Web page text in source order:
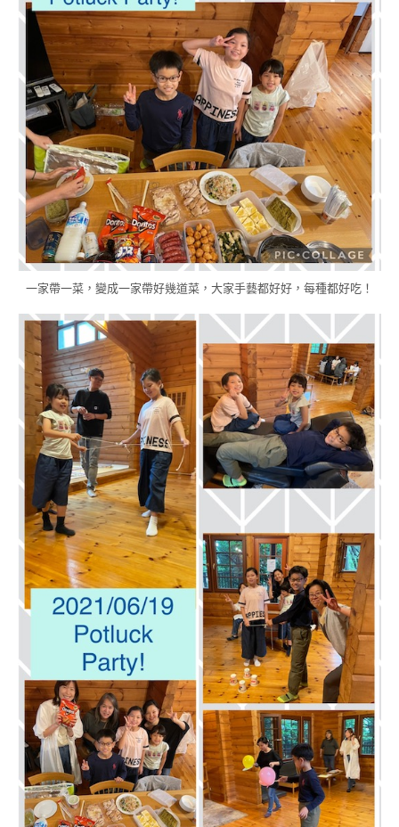
一家帶一菜，變成一家帶好幾道菜，大家手藝都好好，每種都好吃！